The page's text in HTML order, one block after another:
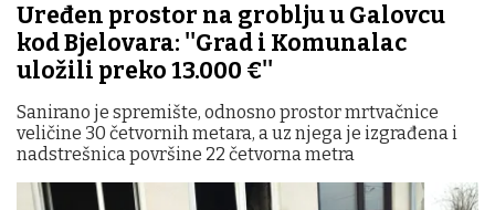
Uređen prostor na groblju u Galovcu
kod Bjelovara: ''Grad i Komunalac
uložili preko 13.000 €''
Sanirano je spremište, odnosno prostor mrtvačnice
veličine 30 četvornih metara, a uz njega je izgrađena i
nadstrešnica površine 22 četvorna metra